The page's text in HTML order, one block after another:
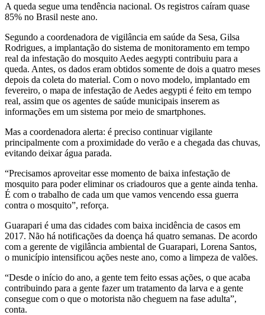
A queda segue uma tendência nacional. Os registros caíram quase
85% no Brasil neste ano.
Segundo a coordenadora de vigilância em saúde da Sesa, Gilsa
Rodrigues, a implantação do sistema de monitoramento em tempo
real da infestação do mosquito Aedes aegypti contribuiu para a
queda. Antes, os dados eram obtidos somente de dois a quatro meses
depois da coleta do material. Com o novo modelo, implantado em
fevereiro, o mapa de infestação de Aedes aegypti é feito em tempo
real, assim que os agentes de saúde municipais inserem as
informações em um sistema por meio de smartphones.
Mas a coordenadora alerta: é preciso continuar vigilante
principalmente com a proximidade do verão e a chegada das chuvas,
evitando deixar água parada.
“Precisamos aproveitar esse momento de baixa infestação de
mosquito para poder eliminar os criadouros que a gente ainda tenha.
É com o trabalho de cada um que vamos vencendo essa guerra
contra o mosquito”, reforça.
Guarapari é uma das cidades com baixa incidência de casos em
2017. Não há notificações da doença há quatro semanas. De acordo
com a gerente de vigilância ambiental de Guarapari, Lorena Santos,
o município intensificou ações neste ano, como a limpeza de valões.
“Desde o início do ano, a gente tem feito essas ações, o que acaba
contribuindo para a gente fazer um tratamento da larva e a gente
consegue com o que o motorista não cheguem na fase adulta”,
conta.